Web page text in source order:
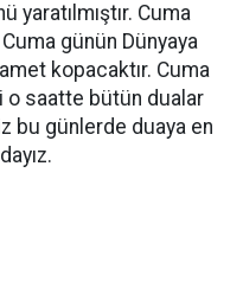
yaratılmıştır. Cuma
günün Dünyaya
kopacaktır. Cuma
o saatte bütün dualar
bu günlerde duaya en